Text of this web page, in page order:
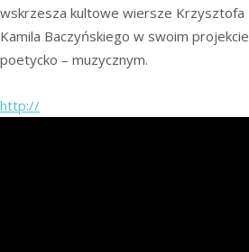
wskrzesza kultowe wiersze Krzysztofa
Kamila Baczyńskiego w swoim projekcie
poetycko – muzycznym.
http://